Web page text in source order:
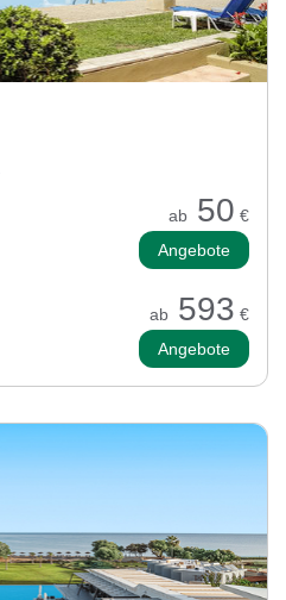
ab 50 €
Angebote
ab 593 €
Angebote